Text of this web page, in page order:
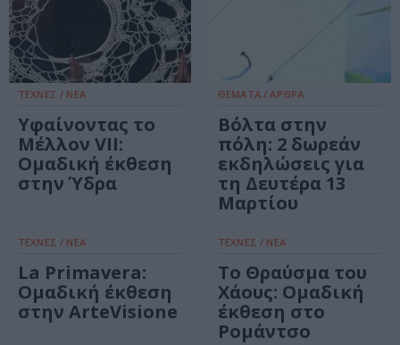
ΤΕΧΝΕΣ / ΝΕΑ
Υφαίνοντας το
Μέλλον VII:
Ομαδική έκθεση
στην Ύδρα
ΘΕΜΑΤΑ / ΑΡΘΡΑ
Βόλτα στην
πόλη: 2 δωρεάν
εκδηλώσεις για
τη Δευτέρα 13
Μαρτίου
ΤΕΧΝΕΣ / ΝΕΑ
La Primavera:
Ομαδική έκθεση
στην ArteVisione
ΤΕΧΝΕΣ / ΝΕΑ
Το Θραύσμα του
Χάους: Ομαδική
έκθεση στο
Ρομάντσο